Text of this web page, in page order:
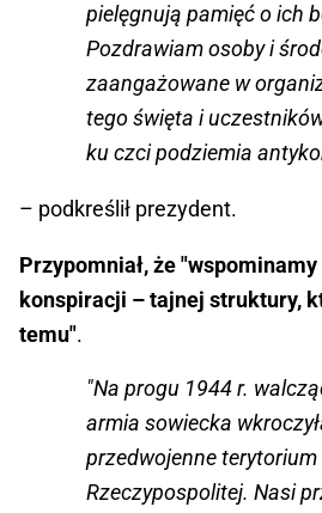
pielęgnują pamięć o ich
Pozdrawiam osoby i
zaangażowane w
tego święta i
ku czci podziemia
– podkreślił prezydent.
Przypomniał, że
konspiracji – tajnej struktury,
temu".
"Na progu 1944 r.
armia sowiecka
przedwojenne terytorium
Rzeczypospolitej. Nasi